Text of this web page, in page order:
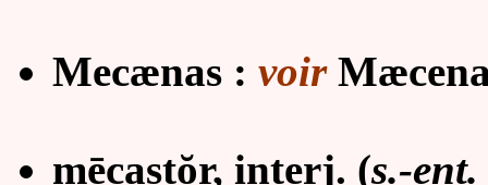
Mecænas : voir
mēcastŏr, interj. (s.-ent.